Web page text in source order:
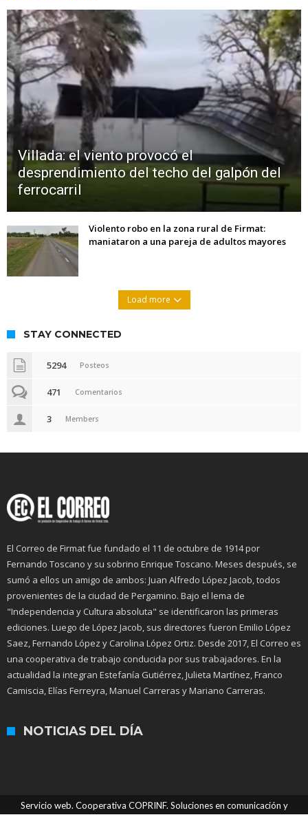
Villada: el viento provocó el
desprendimiento del techo del galpón del
ferrocarril
Violento robo en la zona rural de Firmat:
maniataron a una pareja de adultos mayores
Load more
STAY CONNECTED
5294 Posteos
471 Comentarios
3 Members
El Correo de Firmat fue fundado el 11 de octubre de 1914 por
Fernando Toscano y su sobrino Enrique Toscano. Meses después, se
sumó a ellos un amigo de ambos: Juan Alfredo López Jacob, todos
provenientes de la ciudad de Pergamino. Bajo el lema de
"Independencia y Cultura absoluta" se identificaron las primeras
ediciones. Luego de López Jacob, sus directores fueron Emilio López
Saez, Fernando López y Carolina López Ortiz. Desde 2017, El Correo es
una cooperativa de trabajo conducida por sus trabajadores. En la
actualidad la integran Estefanía Gutiérrez, Julieta Martínez, Franco
Camiscia, Elías Ferreyra, Manuel Carreras y Mariano Carreras.
NOTICIAS DEL DÍA
Servicio web. Cooperativa COPRINF. Soluciones en comunicación y